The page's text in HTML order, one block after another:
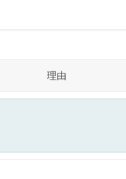
理由